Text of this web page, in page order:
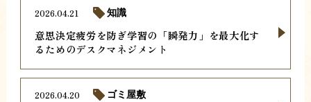
意思決定疲労を防ぎ学習の「瞬発力」を最大化す
るためのデスクマネジメント
2026.04.21 知識
2026.04.20 ゴミ屋敷